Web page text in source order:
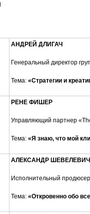
АНДРЕЙ ДЛИГАЧ
Генеральный директор
Тема: «Стратегии и
РЕНЕ ФИШЕР
Управляющий партнер
Тема: «Я знаю, что мой
АЛЕКСАНДР ШЕВЕЛЕВИЧ
Исполнительный
Тема: «Откровенно обо